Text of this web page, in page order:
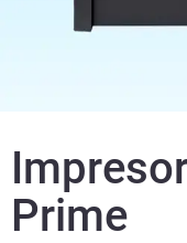
Prime